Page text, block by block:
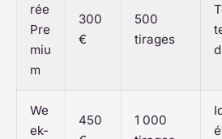
rée
Pre
miu
m
300
€
500
tirages
We
ek-
450
1 000